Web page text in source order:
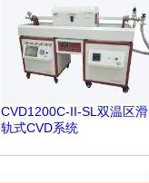
CVD1200C-II-SL双温区滑
轨式CVD系统